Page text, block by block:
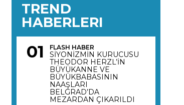
TREND
HABERLERI
FLASH HABER
SİYONİZMİN KURUCUSU
THEODOR HERZL’İN
BÜYÜKANNE VE
BÜYÜKBABASININ
NAAŞLARI
BELGRAD’DA
MEZARDAN ÇIKARILDI